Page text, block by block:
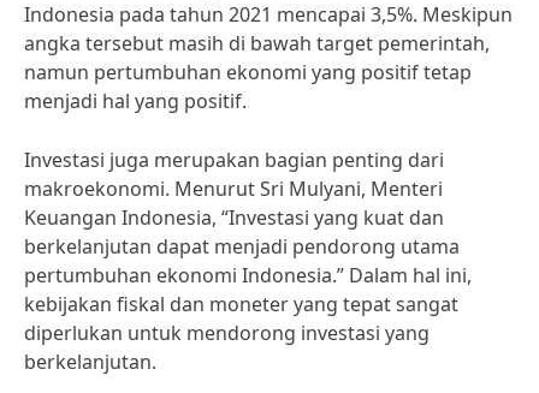
Indonesia pada tahun 2021 mencapai 3,5%. Meskipun
angka tersebut masih di bawah target pemerintah,
namun pertumbuhan ekonomi yang positif tetap
menjadi hal yang positif.
Investasi juga merupakan bagian penting dari
makroekonomi. Menurut Sri Mulyani, Menteri
Keuangan Indonesia, “Investasi yang kuat dan
berkelanjutan dapat menjadi pendorong utama
pertumbuhan ekonomi Indonesia.” Dalam hal ini,
kebijakan fiskal dan moneter yang tepat sangat
diperlukan untuk mendorong investasi yang
berkelanjutan.